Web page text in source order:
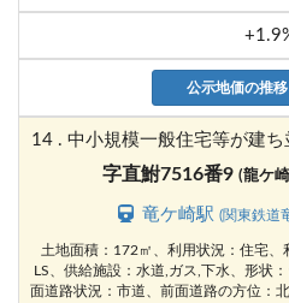
公示地価の推
14 . 中小規模一般住宅等が建
字直鮒7516番9 (龍ケ
竜ケ崎駅(関東鉄道
土地面積：172㎡、利用状況：住宅、
LS、供給施設：水道,ガス,下水、形状
面道路状況：市道、前面道路の方位：